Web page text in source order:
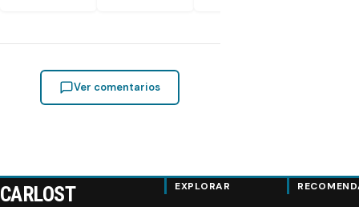
Ver comentarios
CARLOST EXPLORAR